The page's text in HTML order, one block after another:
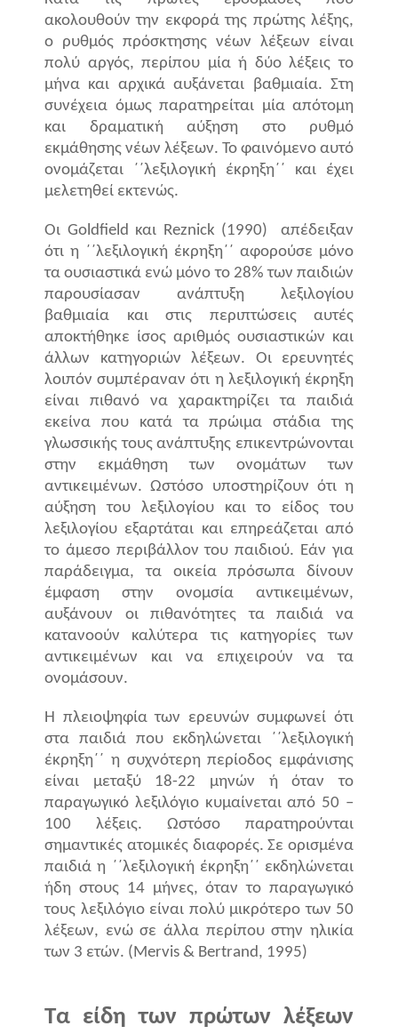
ακολουθούν την εκφορά της πρώτης λέξης,
ο ρυθμός πρόσκτησης νέων λέξεων είναι
πολύ αργός, περίπου μία ή δύο λέξεις το
μήνα και αρχικά αυξάνεται βαθμιαία. Στη
συνέχεια όμως παρατηρείται μία απότομη
και δραματική αύξηση στο ρυθμό
εκμάθησης νέων λέξεων. Το φαινόμενο αυτό
ονομάζεται ΄΄λεξιλογική έκρηξη΄΄ και έχει
μελετηθεί εκτενώς.
Οι Goldfield και Reznick (1990)
απέδειξαν
ότι η ΄΄λεξιλογική έκρηξη΄΄ αφορούσε μόνο
τα ουσιαστικά ενώ μόνο το 28% των παιδιών
παρουσίασαν ανάπτυξη λεξιλογίου
βαθμιαία και στις περιπτώσεις αυτές
αποκτήθηκε ίσος αριθμός ουσιαστικών και
άλλων κατηγοριών λέξεων. Οι ερευνητές
λοιπόν συμπέραναν ότι η λεξιλογική έκρηξη
είναι πιθανό να χαρακτηρίζει τα παιδιά
εκείνα που κατά τα πρώιμα στάδια της
γλωσσικής τους ανάπτυξης επικεντρώνονται
στην εκμάθηση των ονομάτων των
αντικειμένων. Ωστόσο υποστηρίζουν ότι η
αύξηση του λεξιλογίου και το είδος του
λεξιλογίου εξαρτάται και επηρεάζεται από
το άμεσο περιβάλλον του παιδιού. Εάν για
παράδειγμα, τα οικεία πρόσωπα δίνουν
έμφαση στην ονομσία αντικειμένων,
αυξάνουν οι πιθανότητες τα παιδιά να
κατανοούν καλύτερα τις κατηγορίες των
αντικειμένων και να επιχειρούν να τα
ονομάσουν.
Η πλειοψηφία των ερευνών συμφωνεί ότι
στα παιδιά που εκδηλώνεται ΄΄λεξιλογική
έκρηξη΄΄ η συχνότερη περίοδος εμφάνισης
είναι μεταξύ 18-22 μηνών ή όταν το
παραγωγικό λεξιλόγιο κυμαίνεται από 50 –
100 λέξεις. Ωστόσο παρατηρούνται
σημαντικές ατομικές διαφορές. Σε ορισμένα
παιδιά η ΄΄λεξιλογική έκρηξη΄΄ εκδηλώνεται
ήδη στους 14 μήνες, όταν το παραγωγικό
τους λεξιλόγιο είναι πολύ μικρότερο των 50
λέξεων, ενώ σε άλλα περίπου στην ηλικία
των 3 ετών. ( Mervis & Bertrand, 1995)
Τα είδη των πρώτων λέξεων